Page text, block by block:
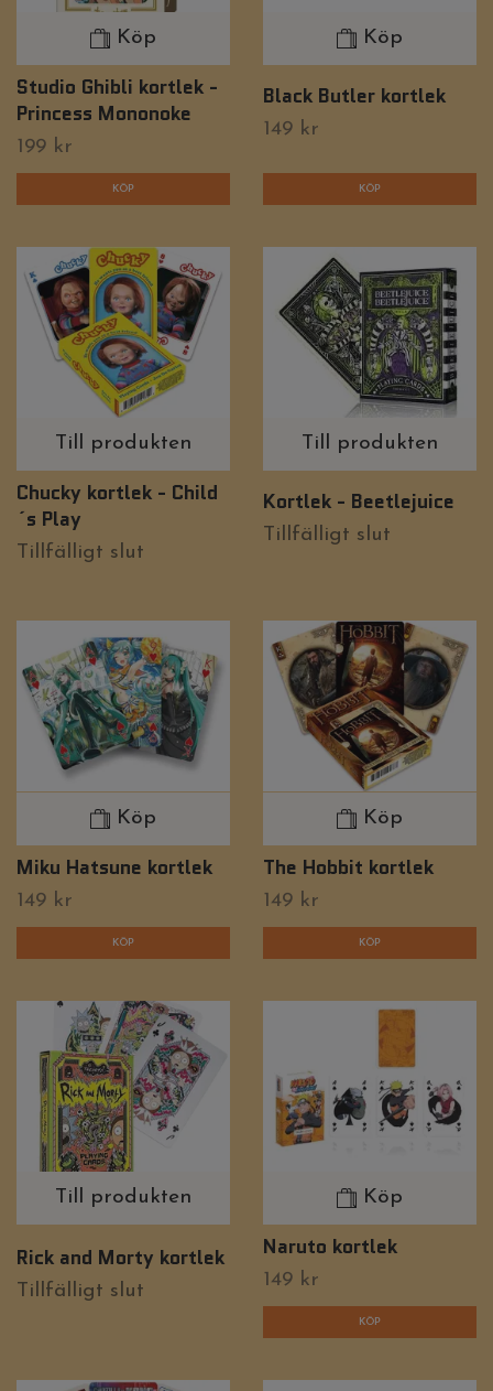
Köp
Studio Ghibli kortlek -
Princess Mononoke
199 kr
Köp
Black Butler kortlek
149 kr
Till produkten
Chucky kortlek - Child
´s Play
Tillfälligt slut
Till produkten
Kortlek - Beetlejuice
Tillfälligt slut
Köp
Miku Hatsune kortlek
149 kr
Köp
The Hobbit kortlek
149 kr
Till produkten
Rick and Morty kortlek
Tillfälligt slut
Köp
Naruto kortlek
149 kr